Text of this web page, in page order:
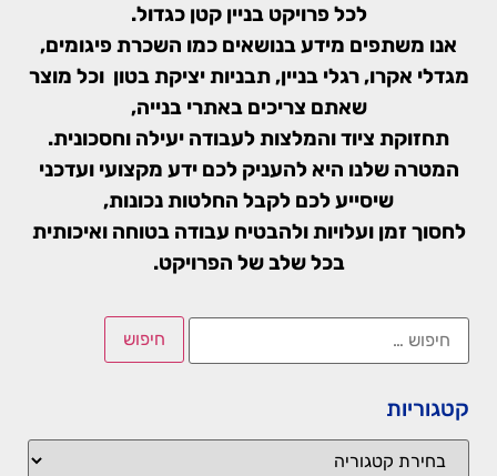
לכל פרויקט בניין קטן כגדול.
אנו משתפים מידע בנושאים כמו השכרת פיגומים,
מגדלי אקרו, רגלי בניין, תבניות יציקת בטון וכל מוצר
שאתם צריכים באתרי בנייה,
תחזוקת ציוד והמלצות לעבודה יעילה וחסכונית.
המטרה שלנו היא להעניק לכם ידע מקצועי ועדכני
שיסייע לכם לקבל החלטות נכונות,
לחסוך זמן ועלויות ולהבטיח עבודה בטוחה ואיכותית
בכל שלב של הפרויקט.
קטגוריות